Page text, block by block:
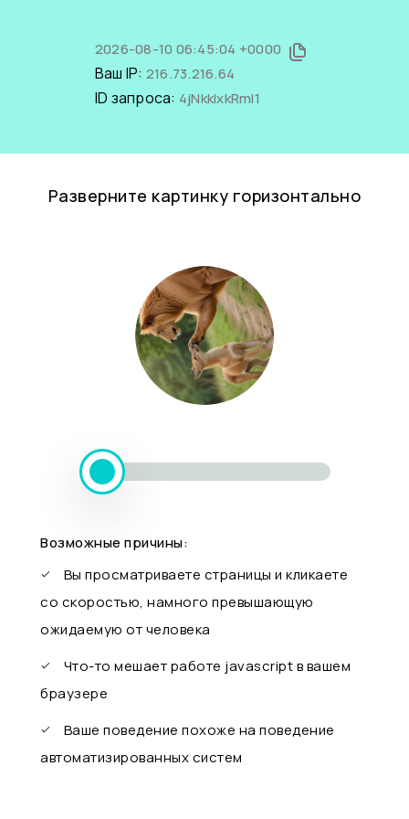
2026-08-10 06:45:04 +0000
Ваш IP: 216.73.216.64
ID запроса: 4jNkklxkRmI1
Разверните картинку горизонтально
Возможные причины:
Вы просматриваете страницы и кликаете
со скоростью, намного превышающую
ожидаемую от человека
Что-то мешает работе javascript в вашем
браузере
Ваше поведение похоже на поведение
автоматизированных систем